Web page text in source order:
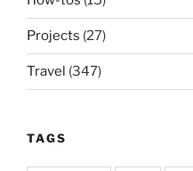
Projects (27)
Travel (347)
TAGS